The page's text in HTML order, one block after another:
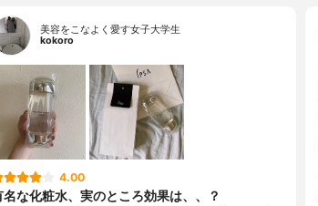
美容をこなよく愛す女子大学生
kokoro
4.00
名な化粧水、実のところ効果は、、？